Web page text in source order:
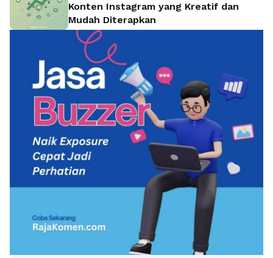
Konten Instagram yang Kreatif dan
Mudah Diterapkan